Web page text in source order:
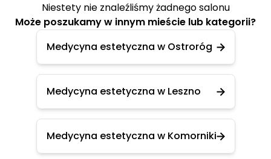
Niestety nie znaleźliśmy żadnego salonu
Może poszukamy w innym mieście lub kategorii?
Medycyna estetyczna w Ostroróg
Medycyna estetyczna w Leszno
Medycyna estetyczna w Komorniki